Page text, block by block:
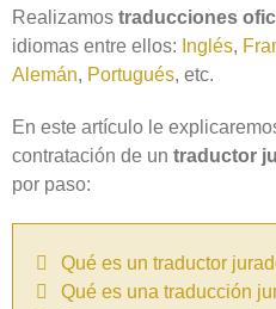
Realizamos traducciones
idiomas entre ellos: Inglés,
Alemán, Portugués, etc.
En este artículo le
contratación de un traductor
por paso:
Qué es un traductor
Qué es una traducción